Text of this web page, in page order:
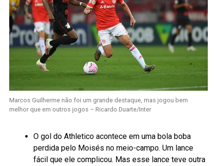
Marcos Guilherme não foi um grande destaque, mas jogou bem
melhor que em outros jogos – Ricardo Duarte/Inter
O gol do Athletico acontece em uma bola boba
perdida pelo Moisés no meio-campo. Um lance
fácil que ele complicou. Mas esse lance teve outra